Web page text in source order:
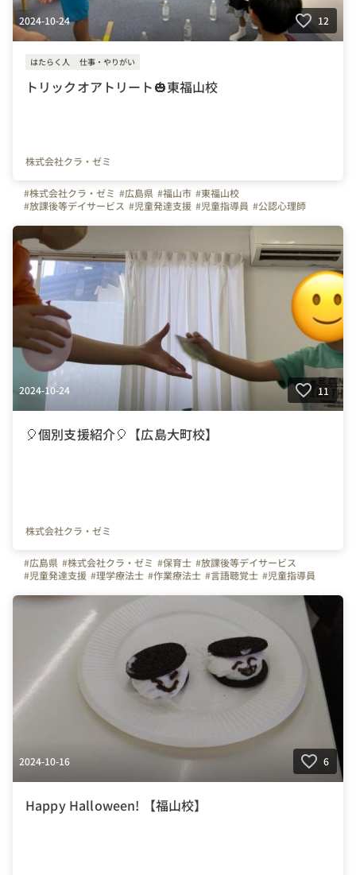
2024-10-24 12
はたらく人 仕事・やりがい
トリックオアトリート🎃東福山校
株式会社クラ・ゼミ
#株式会社クラ・ゼミ #広島県 #福山市 #東福山校
#放課後等デイサービス #児童発達支援 #児童指導員 #公認心理師
2024-10-24 11
🎈個別支援紹介🎈【広島大町校】
株式会社クラ・ゼミ
#広島県 #株式会社クラ・ゼミ #保育士 #放課後等デイサービス
#児童発達支援 #理学療法士 #作業療法士 #言語聴覚士 #児童指導員
#残業なし #ADHD #研修制度
2024-10-16 6
Happy Halloween! 【福山校】